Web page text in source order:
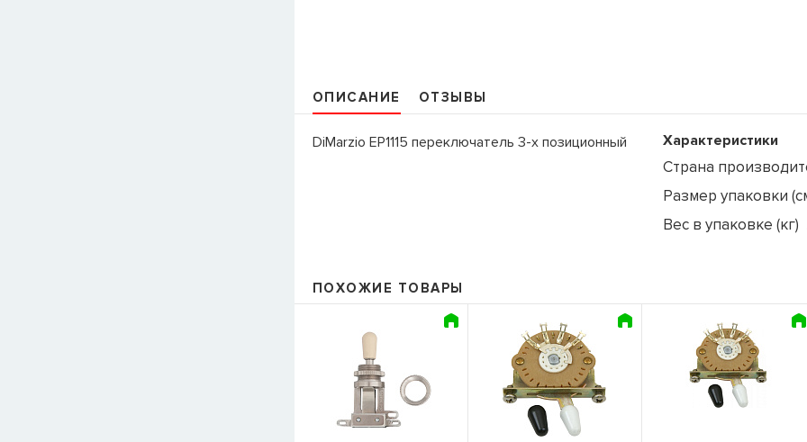
109235, Г. МОСКВА,
пт: 10:00–18:00
сб, вс: выходной
ОПИСАНИЕ ОТЗЫВЫ
DiMarzio EP1115 переключатель 3-х позиционный Характеристики
Страна
Размер упаковки
Вес в упаковке (кг)
ПОХОЖИЕ ТОВАРЫ